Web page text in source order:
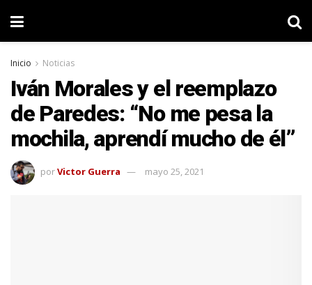
Inicio Noticias
Iván Morales y el reemplazo
de Paredes: “No me pesa la
mochila, aprendí mucho de él”
porVictor Guerra mayo 25, 2021